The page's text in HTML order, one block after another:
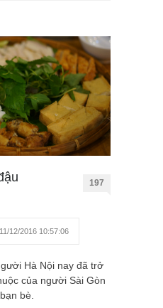
197
11/12/2016 10:57:06
Hà Nội nay đã trở
của người Sài Gòn
bè.